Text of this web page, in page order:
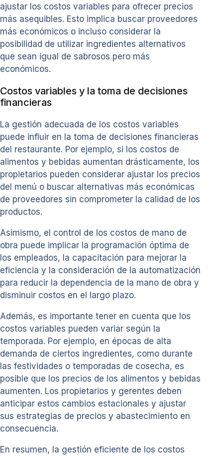
ajustar los costos variables para ofrecer precios
más asequibles. Esto implica buscar proveedores
más económicos o incluso considerar la
posibilidad de utilizar ingredientes alternativos
que sean igual de sabrosos pero más
económicos.
Costos variables y la toma de decisiones
financieras
La gestión adecuada de los costos variables
puede influir en la toma de decisiones financieras
del restaurante. Por ejemplo, si los costos de
alimentos y bebidas aumentan drásticamente, los
propietarios pueden considerar ajustar los precios
del menú o buscar alternativas más económicas
de proveedores sin comprometer la calidad de los
productos.
Asimismo, el control de los costos de mano de
obra puede implicar la programación óptima de
los empleados, la capacitación para mejorar la
eficiencia y la consideración de la automatización
para reducir la dependencia de la mano de obra y
disminuir costos en el largo plazo.
Además, es importante tener en cuenta que los
costos variables pueden variar según la
temporada. Por ejemplo, en épocas de alta
demanda de ciertos ingredientes, como durante
las festividades o temporadas de cosecha, es
posible que los precios de los alimentos y bebidas
aumenten. Los propietarios y gerentes deben
anticipar estos cambios estacionales y ajustar
sus estrategias de precios y abastecimiento en
consecuencia.
En resumen, la gestión eficiente de los costos